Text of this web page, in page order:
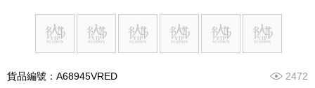
貨品編號：A68945VRED 2472